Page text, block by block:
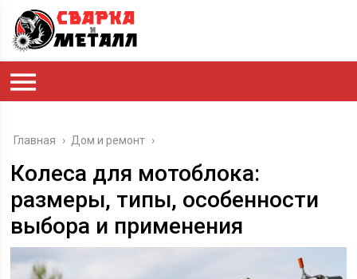
Главная › Дом и ремонт ›
Колеса для мотоблока:
размеры, типы, особенности
выбора и применения